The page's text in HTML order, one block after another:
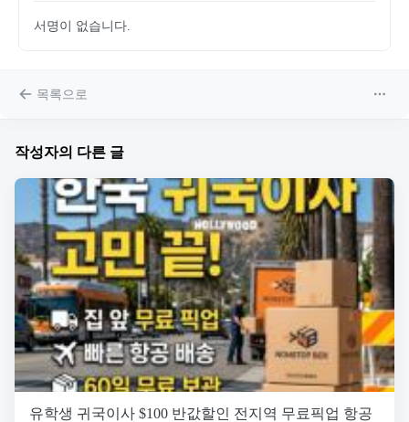
서명이 없습니다.
목록으로
작성자의 다른 글
유학생 귀국이사 $100 반값할인 전지역 무료픽업 항공